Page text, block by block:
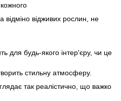
відміно відживих рослин, не
для будь-якого інтер'єру, чи це
стильну атмосферу.
так реалістично, що важко